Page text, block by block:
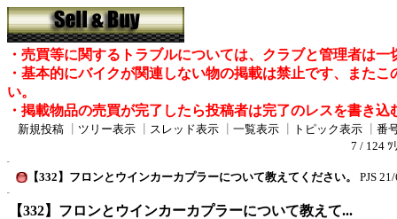
・売買等に関するトラブルについては、クラブと管理者は
・基本的にバイクが関連しない物の掲載は禁止です、また
い。
・掲載物品の売買が完了したら投稿者は完了のレスを書き
新規投稿 ツリー表示 スレッド表示 一覧表示 トピック表示
番
7 / 124 ﾂ
【332】フロンとウインカーカプラーについて教えてください。 PJS
【332】フロンとウインカーカプラーについて教えて...